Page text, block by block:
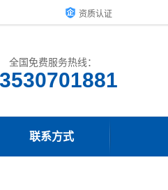
资质认证
全国免费服务热线：
联系方式